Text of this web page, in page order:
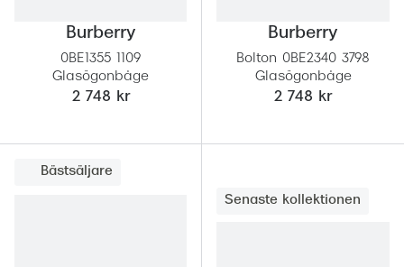
Burberry
0BE1355 1109
Glasögonbåge
2 748 kr
Burberry
Bolton 0BE2340 3798
Glasögonbåge
2 748 kr
Bästsäljare
Senaste kollektionen